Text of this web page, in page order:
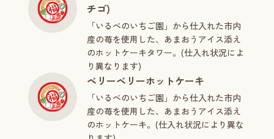
チゴ)
「いるべのいちご園」から仕入れた市内
産の苺を使用した、あまおうアイス添え
のホットケーキタワー。(仕入れ状況によ
り異なります)
ベリーベリーホットケーキ
「いるべのいちご園」から仕入れた市内
産の苺を使用した、あまおうアイス添え
のホットケーキ。(仕入れ状況により異な